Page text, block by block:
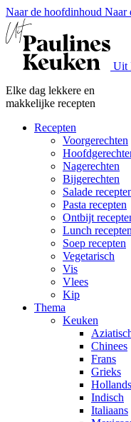
Naar de hoofdinhoud Naar
Uit
Elke dag lekkere en
makkelijke recepten
Recepten
Voorgerechten
Nagerechten
Bijgerechten
Salade
Pasta recepten
Ontbijt
Lunch recepten
Soep recepten
Vegetarisch
Vis
Vlees
Kip
Thema
Keuken
Chinees
Frans
Grieks
Hollands
Indisch
Italiaans